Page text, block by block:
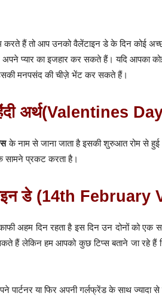
करते हैं तो आप उनको वैलेंटाइन डे के दिन कोई
प्यार का इजहार कर सकते हैं।यदि आपका
मनपसंद की चीज़े भेंट कर सकते हैं।
अर्थ(Valentines
के नाम से जाना जाता है इसकी शुरुआत रोम से हुई
सामने प्रकट करता है।
डे (14th February
अहम दिन रहता है इस दिन उन दोनों को एक
हैं लेकिन हम आपको कुछ टिप्स बताने जा रहे
या फिर अपनी गर्लफ्रेंड के साथ ज्यादा